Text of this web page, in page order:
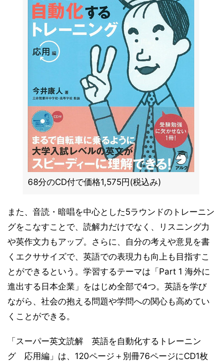
68分のCD付で価格1,575円(税込み)
また、音読・暗唱を中心とした5ラウンドのトレーニン
グをこなすことで、読解力だけでなく、リスニング力
や英作文力もアップ。さらに、自分の考えや意見を書
くエクササイズで、英語での表現力も向上も目指すこ
とができるという。学習するテーマは「Part 1 海外に
進出する日本企業」をはじめ全部で4つ。英語を学び
ながら、社会の抱える問題や学問への関心も高めてい
くことができる。
「スーパー英文読解 英語を自動化するトレーニン
グ 応用編」は、120ページ＋別冊76ページにCD1枚